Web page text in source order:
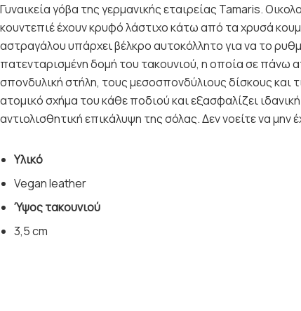
Γυναικεία γόβα της γερμανικής εταιρείας Tamaris.
κουντεπιέ έχουν κρυφό λάστιχο κάτω από τα χρυσά
αστραγάλου υπάρχει βέλκρο αυτοκόλλητο για να το
πατενταρισμένη δομή του τακουνιού, η οποία σε πάνω
σπονδυλική στήλη, τους μεσοσπονδύλιους δίσκους και
ατομικό σχήμα του κάθε ποδιού και εξασφαλίζει
αντιολισθητική επικάλυψη της σόλας. Δεν νοείτε να
Υλικό
Vegan leather
Ύψος τακουνιού
3,5 cm